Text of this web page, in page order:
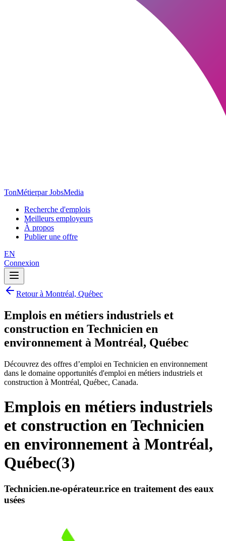
TonMétierpar JobsMedia
Recherche d'emplois
Meilleurs employeurs
À propos
Publier une offre
EN
Connexion
Retour à Montréal, Québec
Emplois en métiers industriels et
construction en Technicien en
environnement à Montréal, Québec
Découvrez des offres d’emploi en Technicien en environnement
dans le domaine opportunités d'emploi en métiers industriels et
construction à Montréal, Québec, Canada.
Emplois en métiers industriels
et construction en Technicien
en environnement à Montréal,
Québec(3)
Technicien.ne-opérateur.rice en traitement des eaux
usées